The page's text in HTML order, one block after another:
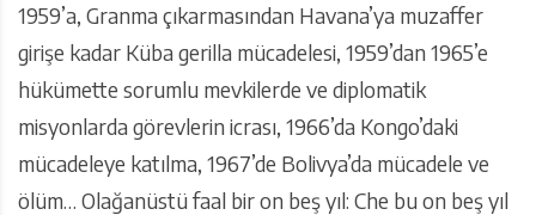
1959’a, Granma çıkarmasından Havana’ya muzaffer
girişe kadar Küba gerilla mücadelesi, 1959’dan 1965’e
hükümette sorumlu mevkilerde ve diplomatik
misyonlarda görevlerin icrası, 1966’da Kongo’daki
mücadeleye katılma, 1967’de Bolivya’da mücadele ve
ölüm… Olağanüstü faal bir on beş yıl: Che bu on beş yıl